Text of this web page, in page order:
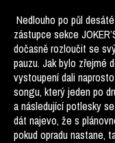
Nedlouho po půl
zástupce sekce
dočasně rozloučit se
pauzu. Jak bylo zřejmé
vystoupení dali
songu, který jeden po
a následující potlesky
dát najevo, že s
pokud opradu nastane,